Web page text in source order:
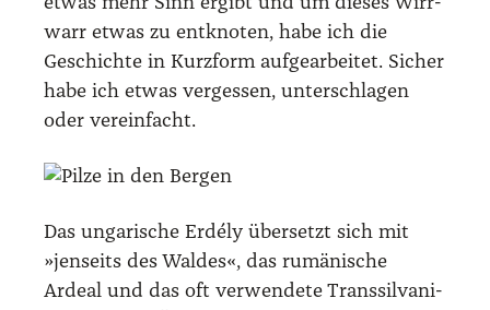
warr etwas zu ent­kno­ten, habe ich die
Geschich­te in Kurz­form auf­ge­ar­bei­tet. Sicher
habe ich etwas ver­ges­sen, unter­schla­gen
oder ver­ein­facht.
Das unga­ri­sche Erdé­ly über­setzt sich mit
»jen­seits des Wal­des«, das rumä­ni­sche
Ardeal und das oft ver­wen­de­te Trans­sil­va­ni­